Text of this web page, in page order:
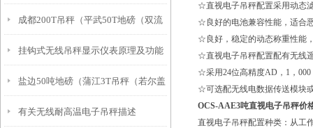
与创新
成都200T吊秤（平武50T地磅（双流
轨道称）甘孜200吨汽车衡维修
挂钩式无线吊秤显示仪表原理及功能
盐边50吨地磅（蒲江3T吊秤（若尔盖
轨道电子称）沿滩120T汽车衡维修
有关无线耐高温电子吊秤描述
☆直视电子吊秤配置采用动态
☆良好的电池兼容性能，适合
☆良好，稳定的动态称重性能
☆直视电子吊秤配置配有无线
☆采用24位高精度AD，1，
☆可选配无线电数据传送模块
OCS-AAE3吨直视电子吊秤价
直视电子吊秤配置种类：从工